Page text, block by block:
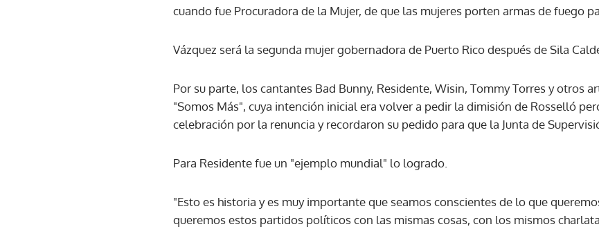
cuando fue Procuradora de la Mujer, de que las mujeres porten armas de fuego
Vázquez será la segunda mujer gobernadora de Puerto Rico después de Sila
Por su parte, los cantantes Bad Bunny, Residente, Wisin, Tommy Torres y otros
"Somos Más", cuya intención inicial era volver a pedir la dimisión de Rosselló
celebración por la renuncia y recordaron su pedido para que la Junta de
Para Residente fue un "ejemplo mundial" lo logrado.
"Esto es historia y es muy importante que seamos conscientes de lo que
queremos estos partidos políticos con las mismas cosas, con los mismos